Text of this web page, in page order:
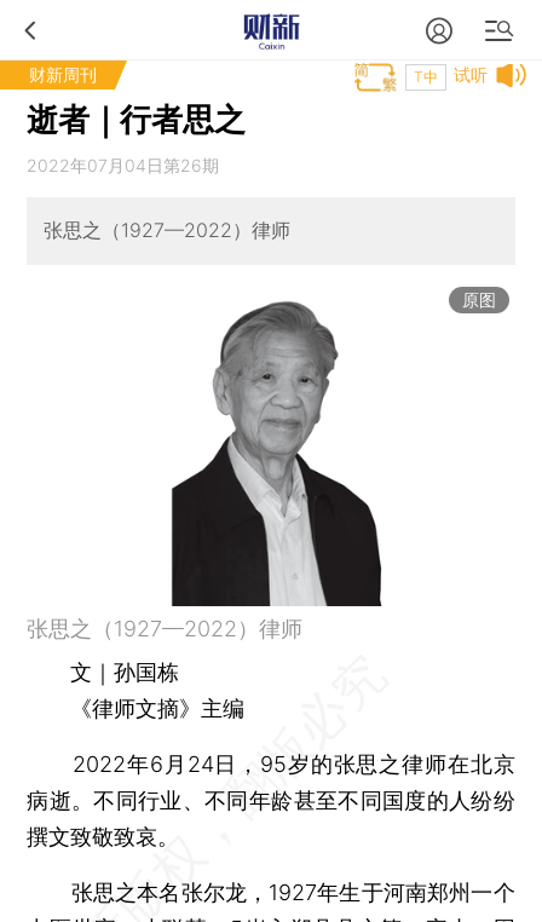
财新周刊 试听
T中
逝者｜行者思之
2022年07月04日第26期
张思之（1927—2022）律师
原图
张思之（1927—2022）律师
文｜孙国栋
《律师文摘》主编
2022年6月24日，95岁的张思之律师在北京
病逝。不同行业、不同年龄甚至不同国度的人纷纷
撰文致敬致哀。
张思之本名张尔龙，1927年生于河南郑州一个